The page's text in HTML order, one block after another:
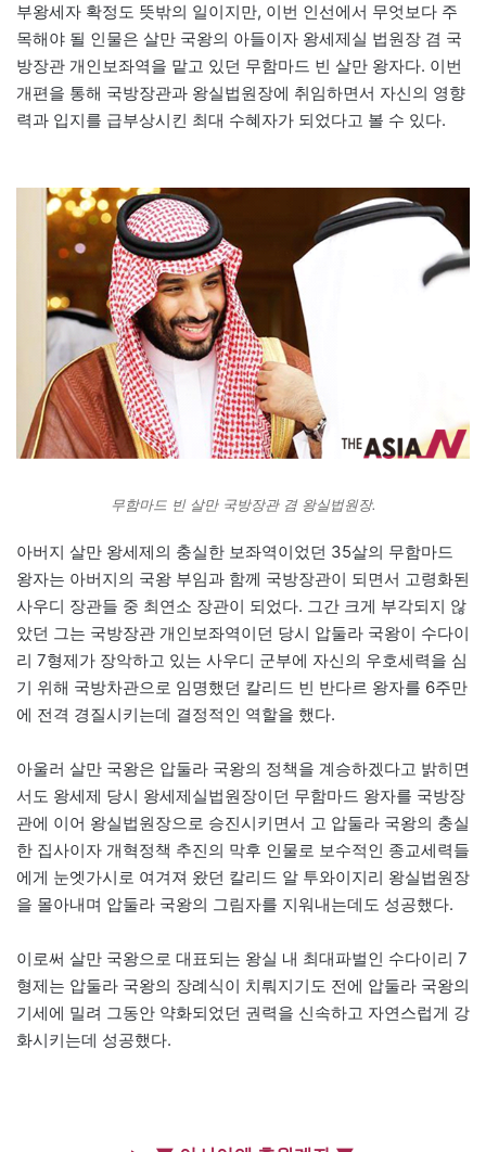
부왕세자 확정도 뜻밖의 일이지만, 이번 인선에서 무엇보다 주
목해야 될 인물은 살만 국왕의 아들이자 왕세제실 법원장 겸 국
방장관 개인보좌역을 맡고 있던 무함마드 빈 살만 왕자다. 이번
개편을 통해 국방장관과 왕실법원장에 취임하면서 자신의 영향
력과 입지를 급부상시킨 최대 수혜자가 되었다고 볼 수 있다.
무함마드 빈 살만 국방장관 겸 왕실법원장.
아버지 살만 왕세제의 충실한 보좌역이었던 35살의 무함마드
왕자는 아버지의 국왕 부임과 함께 국방장관이 되면서 고령화된
사우디 장관들 중 최연소 장관이 되었다. 그간 크게 부각되지 않
았던 그는 국방장관 개인보좌역이던 당시 압둘라 국왕이 수다이
리 7형제가 장악하고 있는 사우디 군부에 자신의 우호세력을 심
기 위해 국방차관으로 임명했던 칼리드 빈 반다르 왕자를 6주만
에 전격 경질시키는데 결정적인 역할을 했다.
아울러 살만 국왕은 압둘라 국왕의 정책을 계승하겠다고 밝히면
서도 왕세제 당시 왕세제실법원장이던 무함마드 왕자를 국방장
관에 이어 왕실법원장으로 승진시키면서 고 압둘라 국왕의 충실
한 집사이자 개혁정책 추진의 막후 인물로 보수적인 종교세력들
에게 눈엣가시로 여겨져 왔던 칼리드 알 투와이지리 왕실법원장
을 몰아내며 압둘라 국왕의 그림자를 지워내는데도 성공했다.
이로써 살만 국왕으로 대표되는 왕실 내 최대파벌인 수다이리 7
형제는 압둘라 국왕의 장례식이 치뤄지기도 전에 압둘라 국왕의
기세에 밀려 그동안 약화되었던 권력을 신속하고 자연스럽게 강
화시키는데 성공했다.